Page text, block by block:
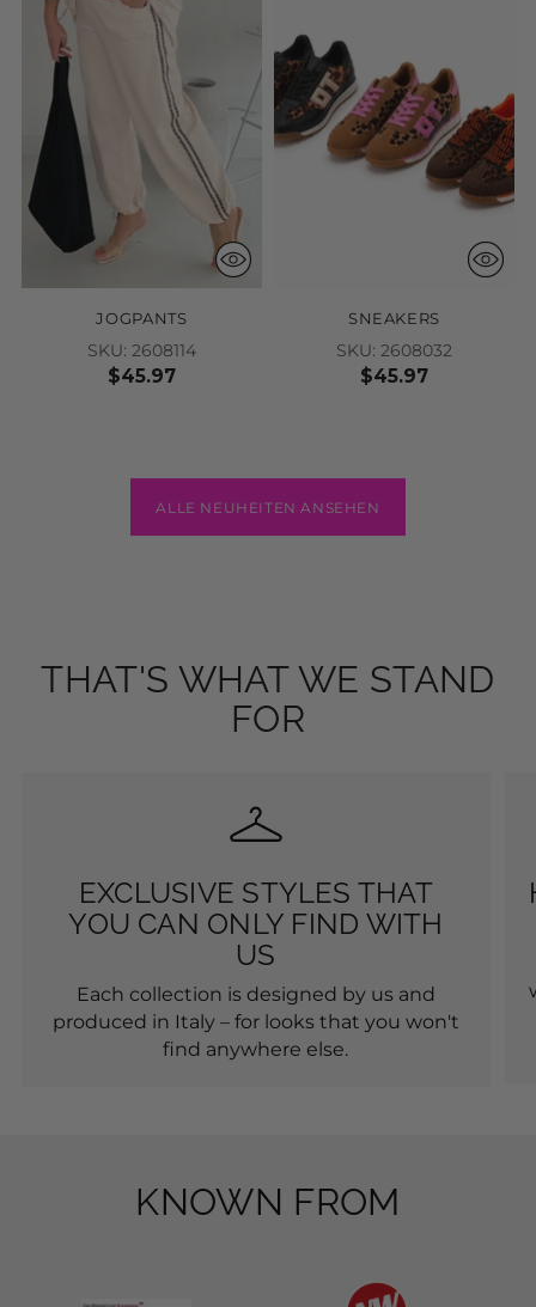
JOGPANTS
SKU: 2608114
$45.97
SNEAKERS
SKU: 2608032
$45.97
ALLE NEUHEITEN ANSEHEN
THAT'S WHAT WE STAND
FOR
EXCLUSIVE STYLES THAT
YOU CAN ONLY FIND WITH
US
Each collection is designed by us and
produced in Italy – for looks that you won't
find anywhere else.
KNOWN FROM